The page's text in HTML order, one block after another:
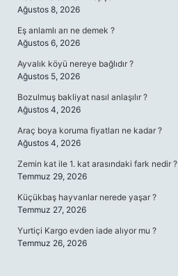
Ağustos 8, 2026
Eş anlamlı arı ne demek ?
Ağustos 6, 2026
Ayvalık köyü nereye bağlıdır ?
Ağustos 5, 2026
Bozulmuş bakliyat nasıl anlaşılır ?
Ağustos 4, 2026
Araç boya koruma fiyatları ne kadar ?
Ağustos 4, 2026
Zemin kat ile 1. kat arasındaki fark nedir ?
Temmuz 29, 2026
Küçükbaş hayvanlar nerede yaşar ?
Temmuz 27, 2026
Yurtiçi Kargo evden iade alıyor mu ?
Temmuz 26, 2026